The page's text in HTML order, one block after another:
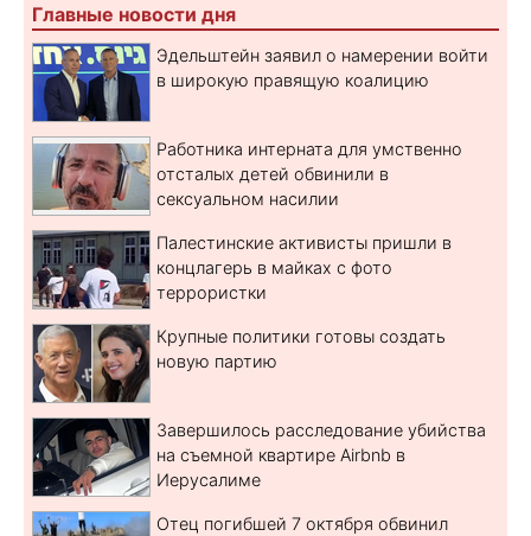
Главные новости дня
Эдельштейн заявил о намерении войти
в широкую правящую коалицию
Работника интерната для умственно
отсталых детей обвинили в
сексуальном насилии
Палестинские активисты пришли в
концлагерь в майках с фото
террористки
Крупные политики готовы создать
новую партию
Завершилось расследование убийства
на съемной квартире Airbnb в
Иерусалиме
Отец погибшей 7 октября обвинил